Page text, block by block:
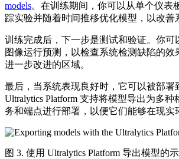
models。在训练期间，你可以从单个仪表
踪实验并随着时间推移优化模型，以改善
训练完成后，下一步是测试和验证。你可
图像运行预测，以检查系统检测缺陷的效
进一步改进的区域。
最后，当系统表现良好时，它可以被部署
Ultralytics Platform 支持将模型导出为多
务和端点进行部署，以便它们能够在现实
图 3. 使用 Ultralytics Platform 导出模型的